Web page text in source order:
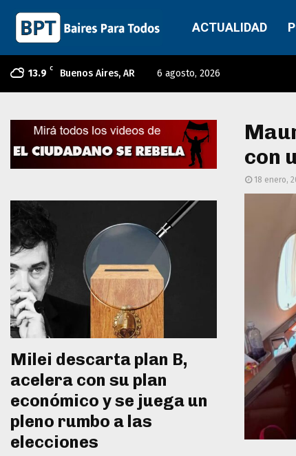
ACTUALIDAD
13.9 C Buenos Aires, AR 6 agosto, 2026
con
18 enero,
Milei descarta plan B,
acelera con su plan
económico y se juega un
pleno rumbo a las
elecciones